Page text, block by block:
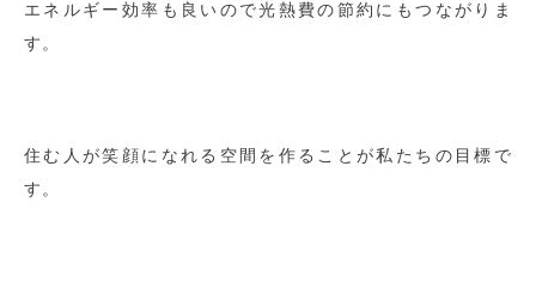
エネルギー効率も良いので光熱費の節約にもつながりま
す。
住む人が笑顔になれる空間を作ることが私たちの目標で
す。